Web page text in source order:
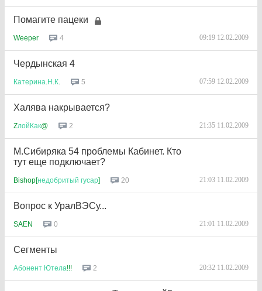
Помагите пацеки
Weeper 4 09:19 12.02.2009
Чердынская 4
Катерина.Н .К. 5 07:59 12.02.2009
Халява накрывается?
ZлойКак@ 2 21:35 11.02.2009
М.Сибиряка 54 проблемы Кабинет. Кто
тут еще подключает?
Bishop[недобритый гусар] 20 21:03 11.02.2009
Вопрос к УралВЭСу...
SAEN 0 21:01 11.02.2009
Сегменты
Абонент Ютела!!! 2 20:32 11.02.2009